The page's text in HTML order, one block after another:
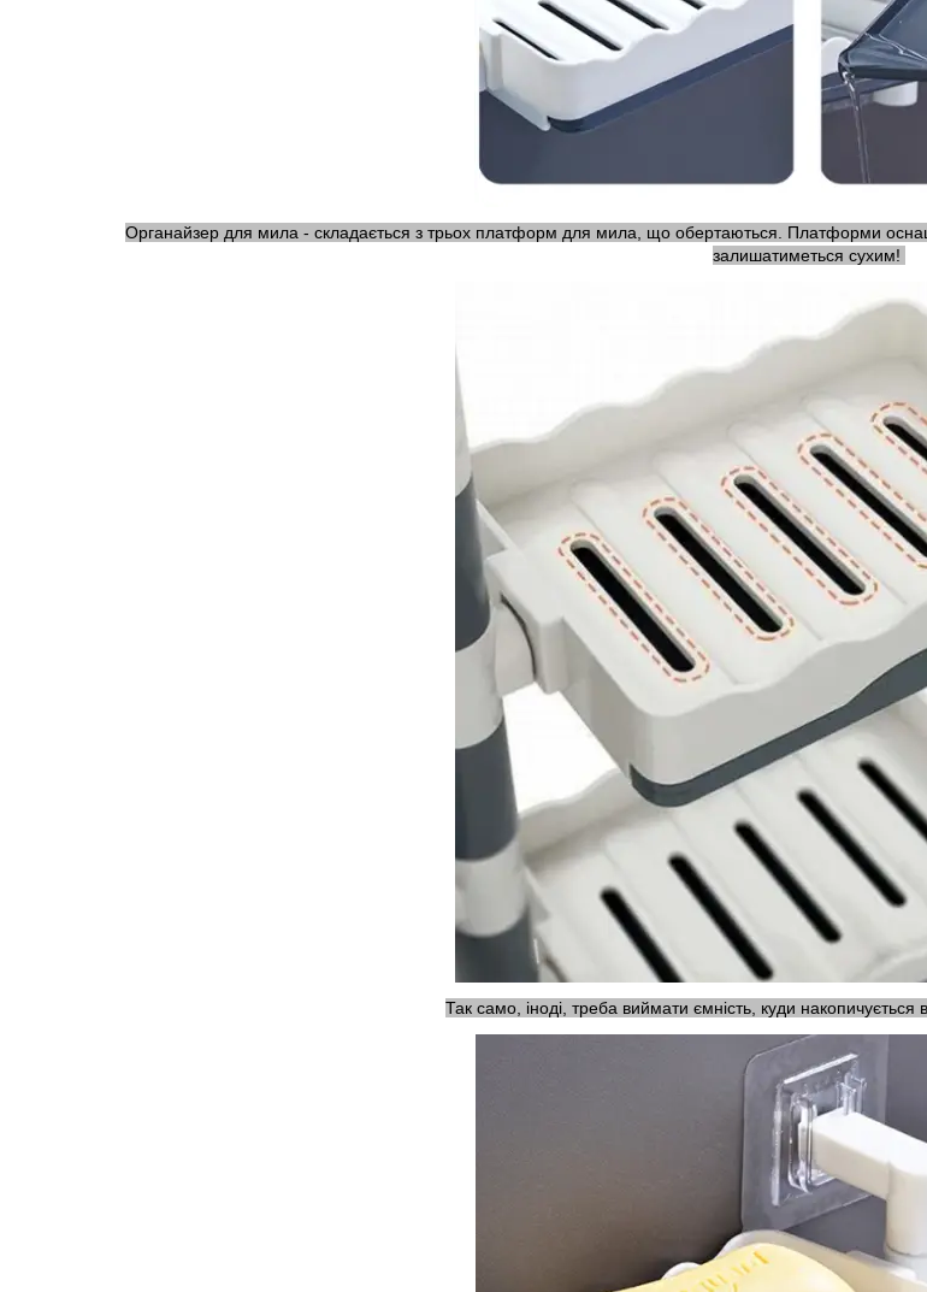
Органайзер для мила - складається з трьох платформ для мила, що обертаються. Платформи
залишатиметься сухим!
Так само, іноді, треба виймати ємність, куди накопичується